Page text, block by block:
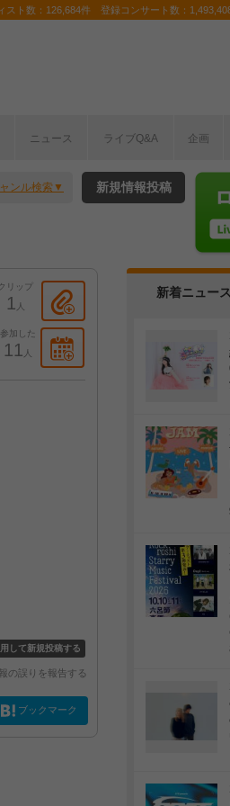
スト数：126,684件 登録コンサート数：
ニュース ライブQ&A 企画
ンル検索 新規情報投稿
リップ
1 人
参加した
11 人
して新規投稿する
の誤りを報告する
ブックマーク
新着ニュース